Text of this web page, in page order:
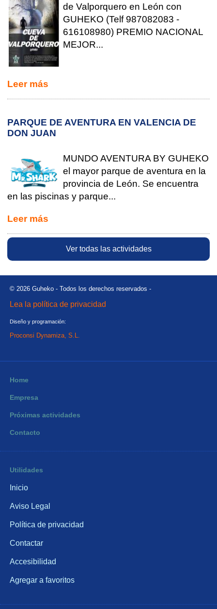
de Valporquero en León con
GUHEKO (Telf 987082083 -
616108980) PREMIO NACIONAL
MEJOR...
Leer más
PARQUE DE AVENTURA EN VALENCIA DE
DON JUAN
MUNDO AVENTURA BY GUHEKO
el mayor parque de aventura en la
provincia de León. Se encuentra
en las piscinas y parque...
Leer más
Ver todas las actividades
© 2026 Guheko - Todos los derechos reservados -
Lea la política de privacidad
Diseño y programación:
Proconsi Dynamiza, S.L.
Home
Empresa
Próximas actividades
Contacto
Utilidades
Inicio
Aviso Legal
Política de privacidad
Contactar
Accesibilidad
Agregar a favoritos